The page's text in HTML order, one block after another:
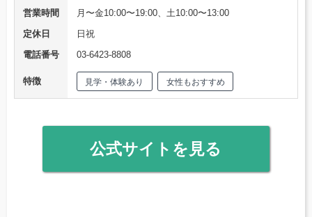
営業時間
月〜金10:00〜19:00、土10:00〜13:00
定休日
日祝
電話番号
03-6423-8808
特徴 見学・体験あり 女性もおすすめ
公式サイトを見る